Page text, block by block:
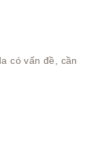
có vấn đề, cần